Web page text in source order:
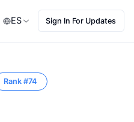
ES Sign In For Updates
Rank #74